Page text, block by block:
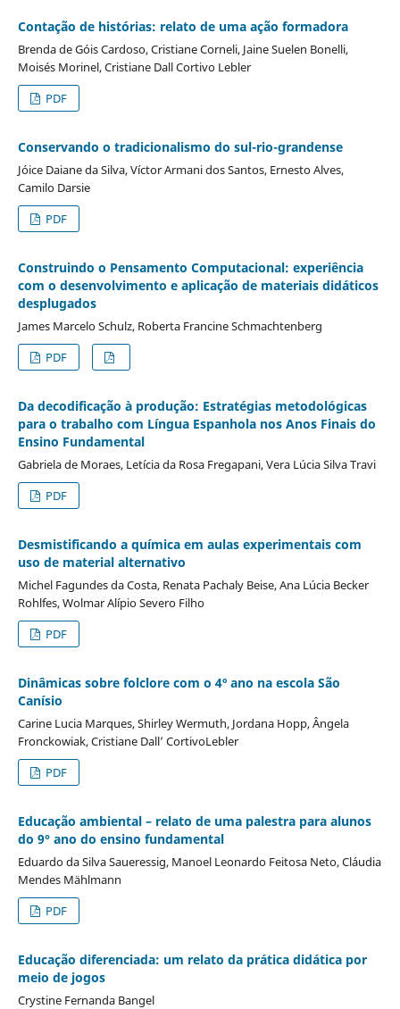
Contação de histórias: relato de uma ação formadora
Brenda de Góis Cardoso, Cristiane Corneli, Jaine Suelen Bonelli,
Moisés Morinel, Cristiane Dall Cortivo Lebler
PDF
Conservando o tradicionalismo do sul-rio-grandense
Jóice Daiane da Silva, Víctor Armani dos Santos, Ernesto Alves,
Camilo Darsie
PDF
Construindo o Pensamento Computacional: experiência
com o desenvolvimento e aplicação de materiais didáticos
desplugados
James Marcelo Schulz, Roberta Francine Schmachtenberg
PDF
Da decodificação à produção: Estratégias metodológicas
para o trabalho com Língua Espanhola nos Anos Finais do
Ensino Fundamental
Gabriela de Moraes, Letícia da Rosa Fregapani, Vera Lúcia Silva Travi
PDF
Desmistificando a química em aulas experimentais com
uso de material alternativo
Michel Fagundes da Costa, Renata Pachaly Beise, Ana Lúcia Becker
Rohlfes, Wolmar Alípio Severo Filho
PDF
Dinâmicas sobre folclore com o 4º ano na escola São
Canísio
Carine Lucia Marques, Shirley Wermuth, Jordana Hopp, Ângela
Fronckowiak, Cristiane Dall’ CortivoLebler
PDF
Educação ambiental – relato de uma palestra para alunos
do 9° ano do ensino fundamental
Eduardo da Silva Saueressig, Manoel Leonardo Feitosa Neto, Cláudia
Mendes Mählmann
PDF
Educação diferenciada: um relato da prática didática por
meio de jogos
Crystine Fernanda Bangel